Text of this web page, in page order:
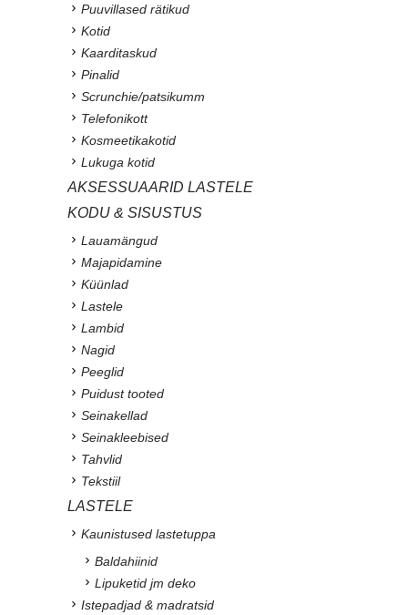
Puuvillased rätikud
Kotid
Kaarditaskud
Pinalid
Scrunchie/patsikumm
Telefonikott
Kosmeetikakotid
Lukuga kotid
AKSESSUAARID LASTELE
KODU & SISUSTUS
Lauamängud
Majapidamine
Küünlad
Lastele
Lambid
Nagid
Peeglid
Puidust tooted
Seinakellad
Seinakleebised
Tahvlid
Tekstiil
LASTELE
Kaunistused lastetuppa
Baldahiinid
Lipuketid jm deko
Istepadjad & madratsid